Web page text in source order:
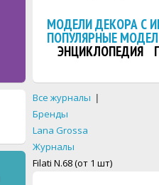
МОДЕЛИ ДЕКОРА С
ПОПУЛЯРНЫЕ
ЭНЦИКЛОПЕДИЯ
Все журналы |
Бренды
Lana Grossa
Журналы
Filati N.68 (от 1 шт)